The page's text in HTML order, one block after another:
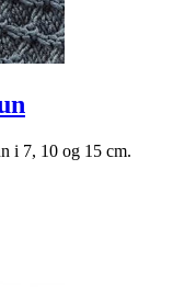
i 7, 10 og 15 cm.